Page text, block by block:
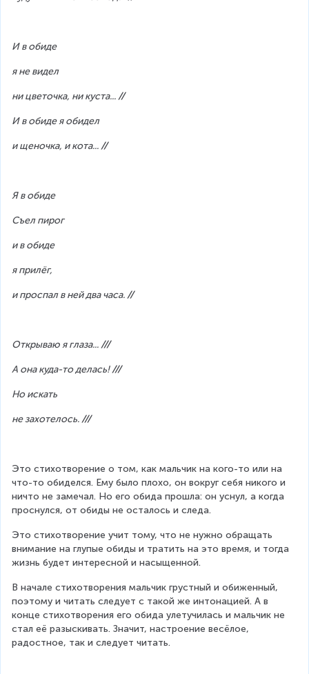
И в обиде
я не видел
ни цветочка, ни куста... //
И в обиде я обидел
и щеночка, и кота... //
Я в обиде
Съел пирог
и в обиде
я прилёг,
и проспал в ней два часа. //
Открываю я глаза... ///
А она куда-то делась! ///
Но искать
не захотелось. ///
Это стихотворение о том, как мальчик на кого-то или на
что-то обиделся. Ему было плохо, он вокруг себя никого и
ничто не замечал. Но его обида прошла: он уснул, а когда
проснулся, от обиды не осталось и следа.
Это стихотворение учит тому, что не нужно обращать
внимание на глупые обиды и тратить на это время, и тогда
жизнь будет интересной и насыщенной.
В начале стихотворения мальчик грустный и обиженный,
поэтому и читать следует с такой же интонацией. А в
конце стихотворения его обида улетучилась и мальчик не
стал её разыскивать. Значит, настроение весёлое,
радостное, так и следует читать.